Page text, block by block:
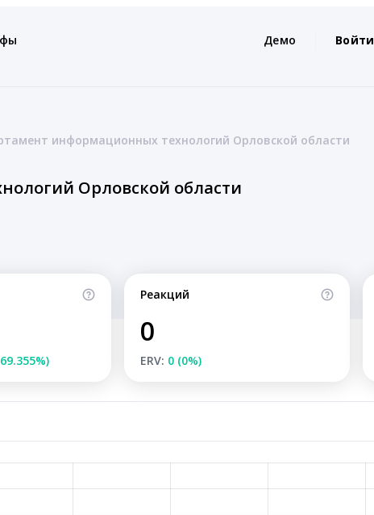
Демо Войти
информационных технологий Орловской области
Орловской области
Реакций
0
ERV: 0 (0%)